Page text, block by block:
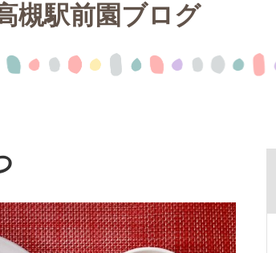
槻駅前園ブログ